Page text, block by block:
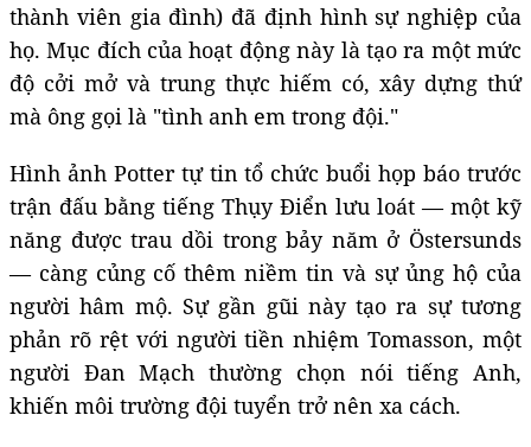
thành viên gia đình) đã định hình sự nghiệp của
họ. Mục đích của hoạt động này là tạo ra một mức
độ cởi mở và trung thực hiếm có, xây dựng thứ
mà ông gọi là "tình anh em trong đội."
Hình ảnh Potter tự tin tổ chức buổi họp báo trước
trận đấu bằng tiếng Thụy Điển lưu loát — một kỹ
năng được trau dồi trong bảy năm ở Östersunds
— càng củng cố thêm niềm tin và sự ủng hộ của
người hâm mộ. Sự gần gũi này tạo ra sự tương
phản rõ rệt với người tiền nhiệm Tomasson, một
người Đan Mạch thường chọn nói tiếng Anh,
khiến môi trường đội tuyển trở nên xa cách.